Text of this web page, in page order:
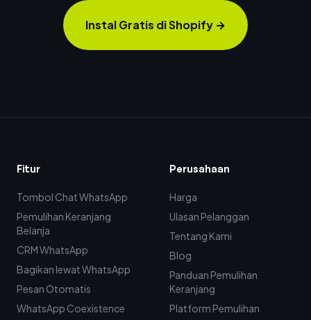
Instal Gratis di Shopify →
Fitur
Tombol Chat WhatsApp
Pemulihan Keranjang
Belanja
CRM WhatsApp
Bagikan lewat WhatsApp
Pesan Otomatis
WhatsApp Coexistence
Perusahaan
Harga
Ulasan Pelanggan
Tentang Kami
Blog
Panduan Pemulihan
Keranjang
Platform Pemulihan